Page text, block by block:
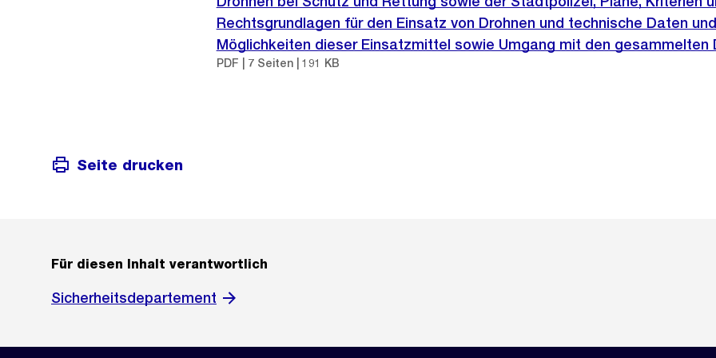
Rechtsgrundlagen für den Einsatz von Drohnen und technische Daten und
Möglichkeiten dieser Einsatzmittel sowie Umgang mit den gesammelten
PDF | 7 Seiten | 191 KB
Seite drucken
Für diesen Inhalt verantwortlich
Sicherheitsdepartement